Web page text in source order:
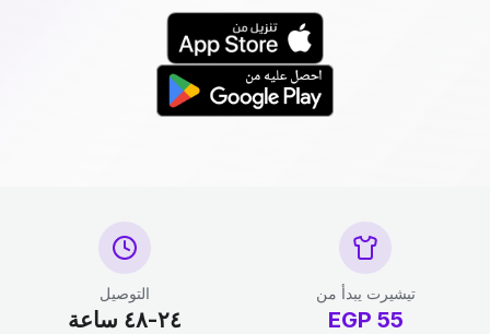
تيشيرت يبدأ من
55
EGP
التوصيل
٢٤-٤٨ ساعة